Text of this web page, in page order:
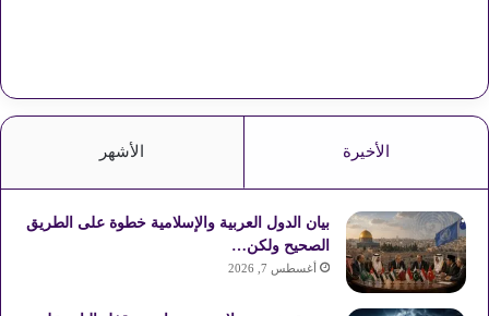
الأخيرة الأشهر
بيان الدول العربية والإسلامية خطوة على الطريق
الصحيح ولكن…
أغسطس 7, 2026